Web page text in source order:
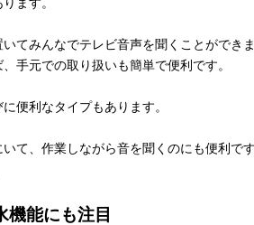
てみんなでテレビ音声を聞くことができ
手元での取り扱いも簡単で便利です。
便利なタイプもあります。
て、作業しながら音を聞くのにも便利で
機能にも注目